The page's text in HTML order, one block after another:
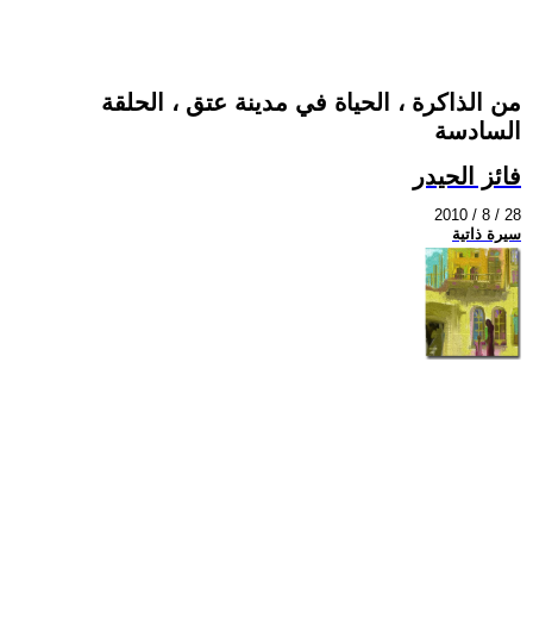
من الذاكرة ، الحياة في مدينة عتق ، الحلقة
السادسة
فائز الحيدر
2010 / 8 / 28
سيرة ذاتية